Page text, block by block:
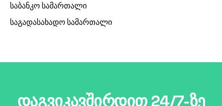
საბანკო სამართალი
საგადასახადო სამართალი
დაგვიკავშირდით 24/7-ზე